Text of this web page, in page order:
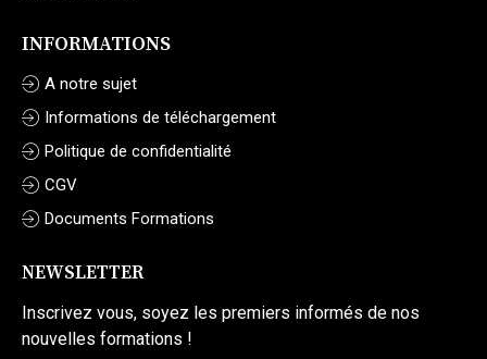
INFORMATIONS
A notre sujet
Informations de téléchargement
Politique de confidentialité
CGV
Documents Formations
NEWSLETTER
Inscrivez vous, soyez les premiers informés de nos
nouvelles formations !